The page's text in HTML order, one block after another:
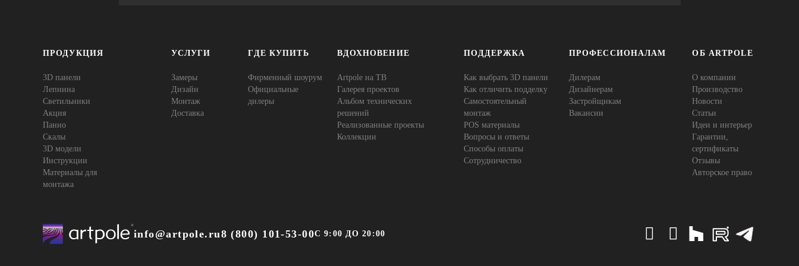
ПРОДУКЦИЯ
3D панели
Лепнина
Cветильники
Акция
Панно
Скалы
3D модели
Инструкции
Материалы для
монтажа
УСЛУГИ
Замеры
Дизайн
Монтаж
Доставка
ГДЕ КУПИТЬ
Фирменный шоурум
Официальные
дилеры
ВДОХНОВЕНИЕ
Artpole на ТВ
Галерея проектов
Альбом технических
решений
Реализованные проекты
Коллекции
ПОДДЕРЖКА
Как выбрать 3D панели
Как отличить подделку
Самостоятельный
монтаж
POS материалы
Вопросы и ответы
Способы оплаты
Сотрудничество
ПРОФЕССИОНАЛАМ
Дилерам
Дизайнерам
Застройщикам
Вакансии
ОБ ARTPOLE
О компании
Производство
Новости
Статьи
Идеи и интерьер
Гарантии,
сертификаты
Отзывы
Авторское право
info@artpole.ru8 (800) 101-53-00С 9:00 ДО 20:00